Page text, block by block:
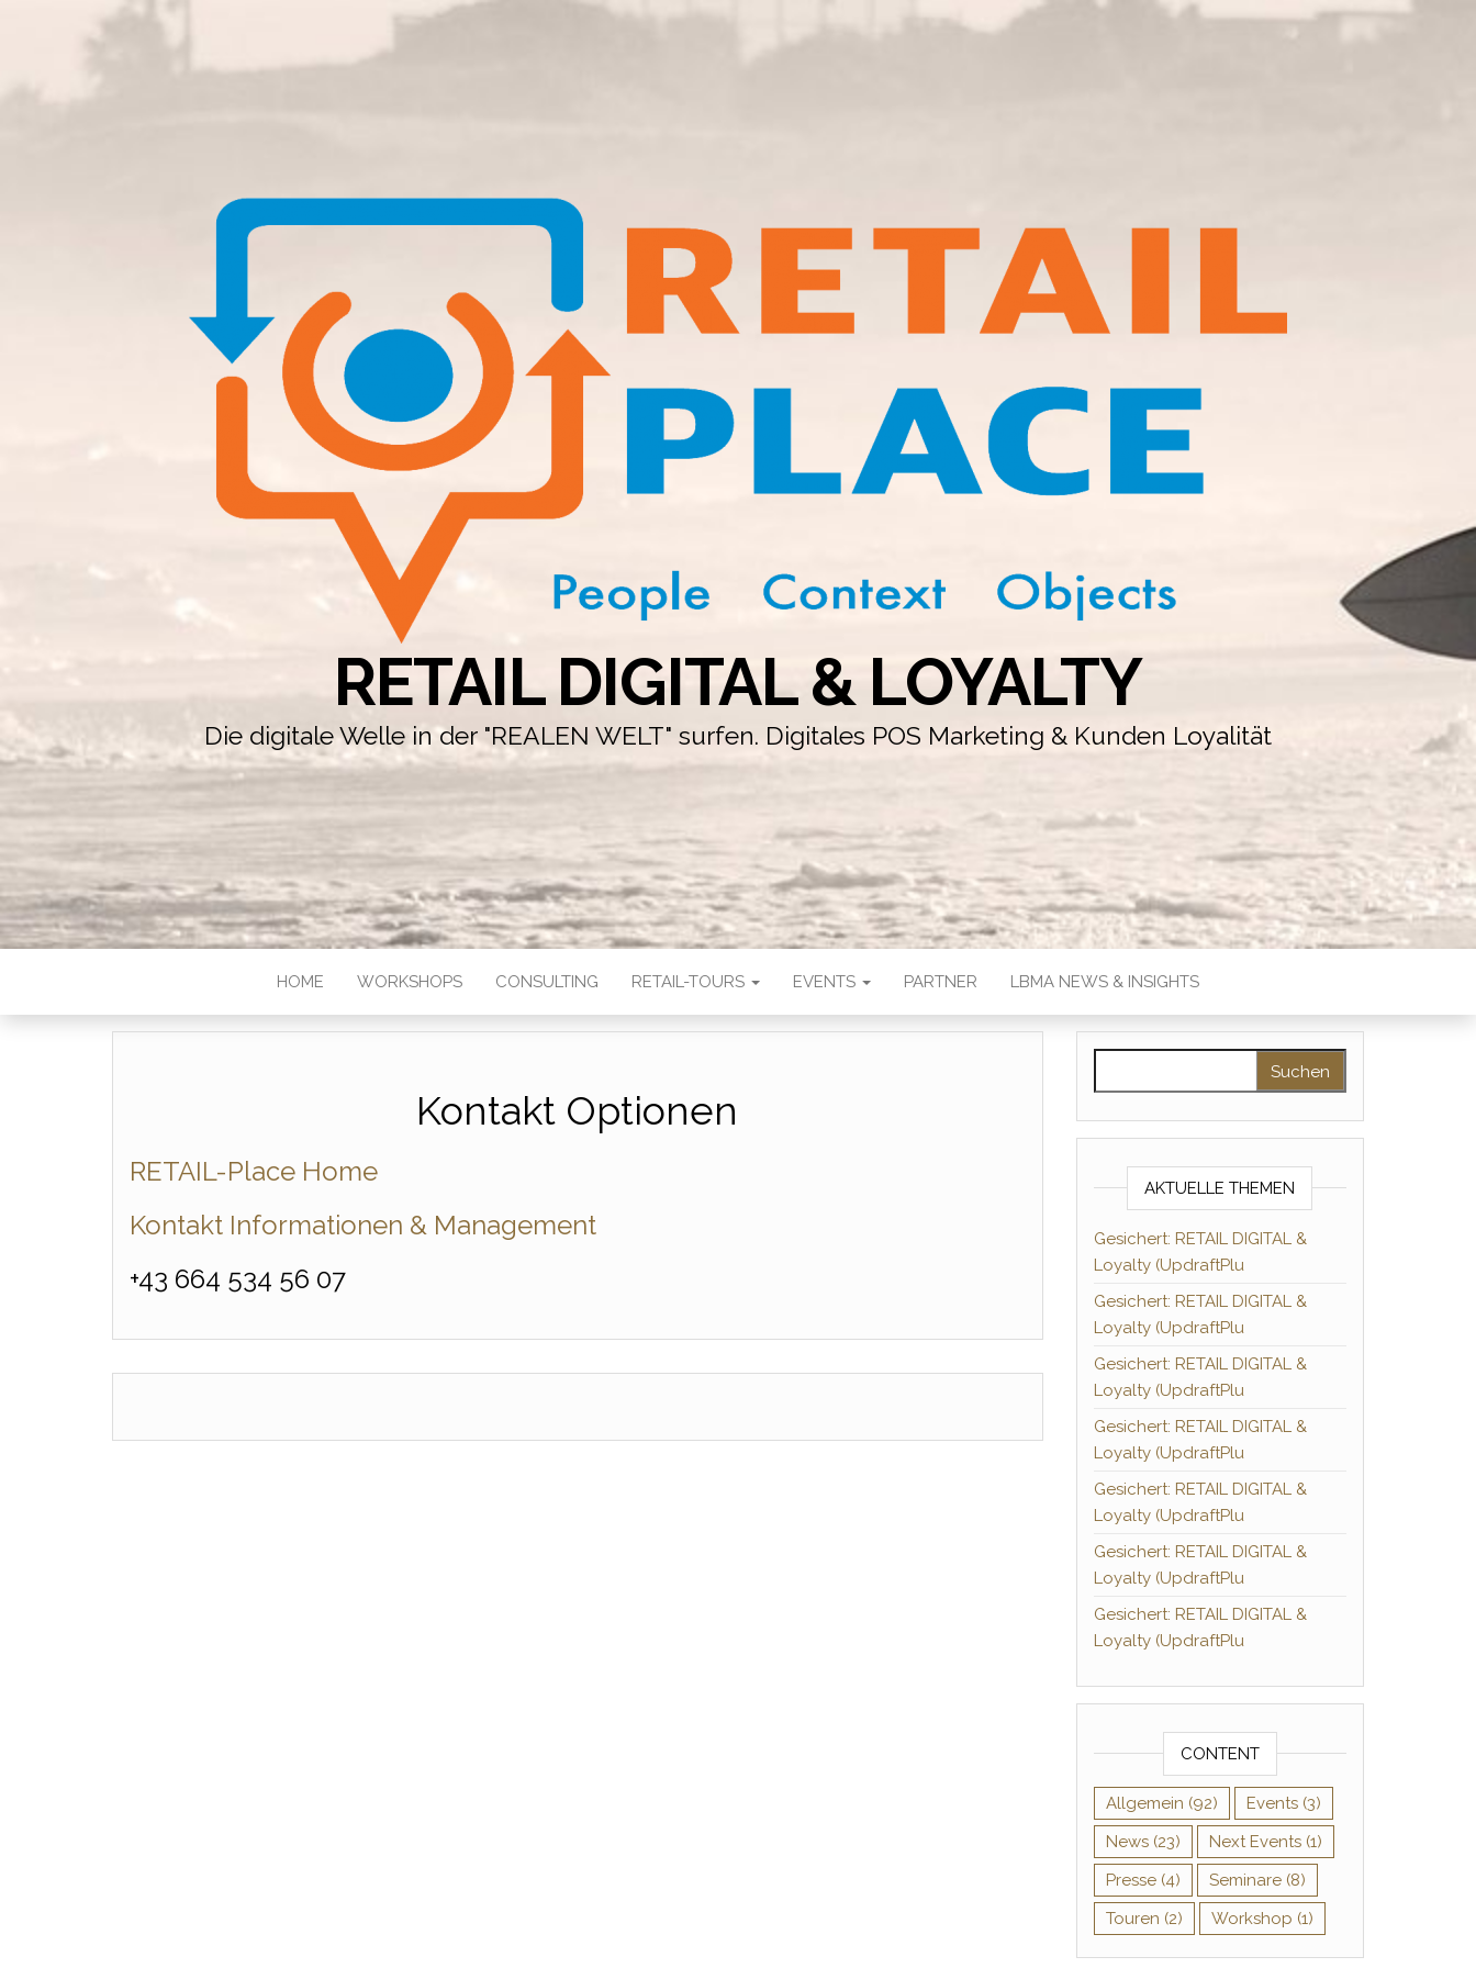
RETAIL DIGITAL & LOYALTY
Die digitale Welle in der "REALEN WELT" surfen. Digitales POS Marketing & Kunden Loyalität
HOME WORKSHOPS CONSULTING RETAIL-TOURS EVENTS PARTNER LBMA NEWS & INSIGHTS
Kontakt Optionen
RETAIL-Place Home
Kontakt Informationen & Management
+43 664 534 56 07
AKTUELLE THEMEN
Gesichert: RETAIL DIGITAL &
Loyalty (UpdraftPlu
Gesichert: RETAIL DIGITAL &
Loyalty (UpdraftPlu
Gesichert: RETAIL DIGITAL &
Loyalty (UpdraftPlu
Gesichert: RETAIL DIGITAL &
Loyalty (UpdraftPlu
Gesichert: RETAIL DIGITAL &
Loyalty (UpdraftPlu
Gesichert: RETAIL DIGITAL &
Loyalty (UpdraftPlu
Gesichert: RETAIL DIGITAL &
Loyalty (UpdraftPlu
CONTENT
Allgemein (92) Events(3)
News(23) Next Events(1)
Presse(4) Seminare(8)
Touren (2) Workshop (1)